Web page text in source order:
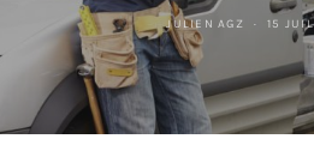
JULIEN AGZ 15